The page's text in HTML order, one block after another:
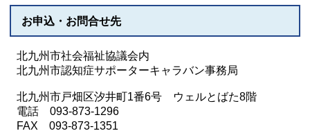
お申込・お問合せ先
北九州市社会福祉協議会内
北九州市認知症サポーターキャラバン事務局
北九州市戸畑区汐井町1番6号 ウェルとばた8階
電話 093-873-1296
FAX 093-873-1351